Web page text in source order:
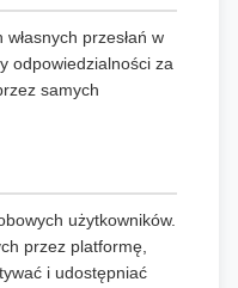
przesłań w
odpowiedzialności za
samych
użytkowników.
przez platformę,
i udostępniać